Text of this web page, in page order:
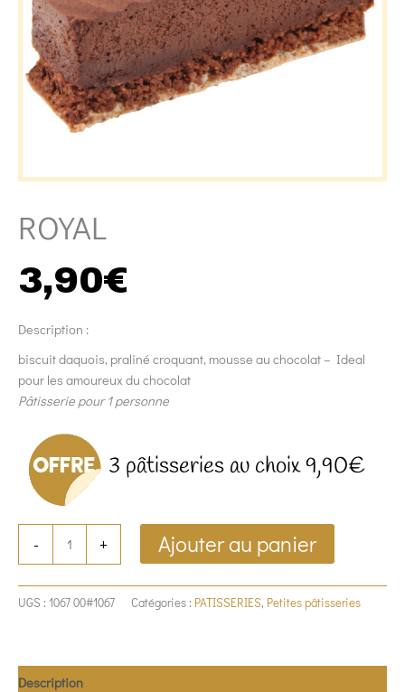
ROYAL
3,90€
Description :
biscuit daquois, praliné croquant, mousse au chocolat – Ideal
pour les amoureux du chocolat
Pâtisserie pour 1 personne
3 pâtisseries au choix 9,90€
- + Ajouter au panier
UGS : 1067 00#1067 Catégories : PATISSERIES, Petites pâtisseries
Description